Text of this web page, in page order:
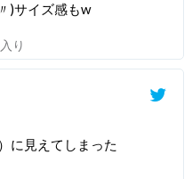
)サイズ感もw
り
に見えてしまった